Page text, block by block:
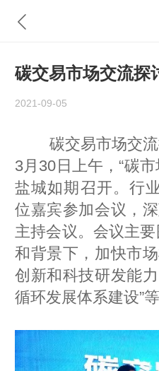
碳交易市场交流探
2021-09-05
碳交易市场交
3月30日上午，“碳
盐城如期召开。行
位嘉宾参加会议，
主持会议。会议主
和背景下，加快市
创新和科技研发能
循环发展体系建设”